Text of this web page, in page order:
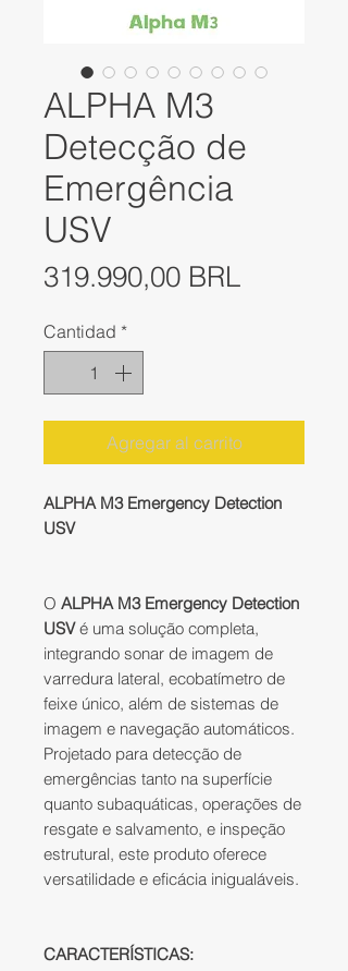
ALPHA M3
Detecção de
Emergência
USV
319.990,00 BRLPrecio
Cantidad *
Agregar al carrito
ALPHA M3 Emergency Detection
USV
O ALPHA M3 Emergency Detection
USVé uma solução completa,
integrando sonar de imagem de
varredura lateral, ecobatímetro de
feixe único, além de sistemas de
imagem e navegação automáticos.
Projetado para detecção de
emergências tanto na superfície
quanto subaquáticas, operações de
resgate e salvamento, e inspeção
estrutural, este produto oferece
versatilidade e eficácia inigualáveis.
CARACTERÍSTICAS: